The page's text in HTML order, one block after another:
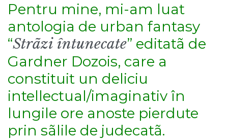
Pentru mine, mi-am luat
antologia de urban fantasy
“Strãzi întunecate” editatã de
Gardner Dozois, care a
constituit un deliciu
intellectual/imaginativ în
lungile ore anoste pierdute
prin sãlile de judecatã.